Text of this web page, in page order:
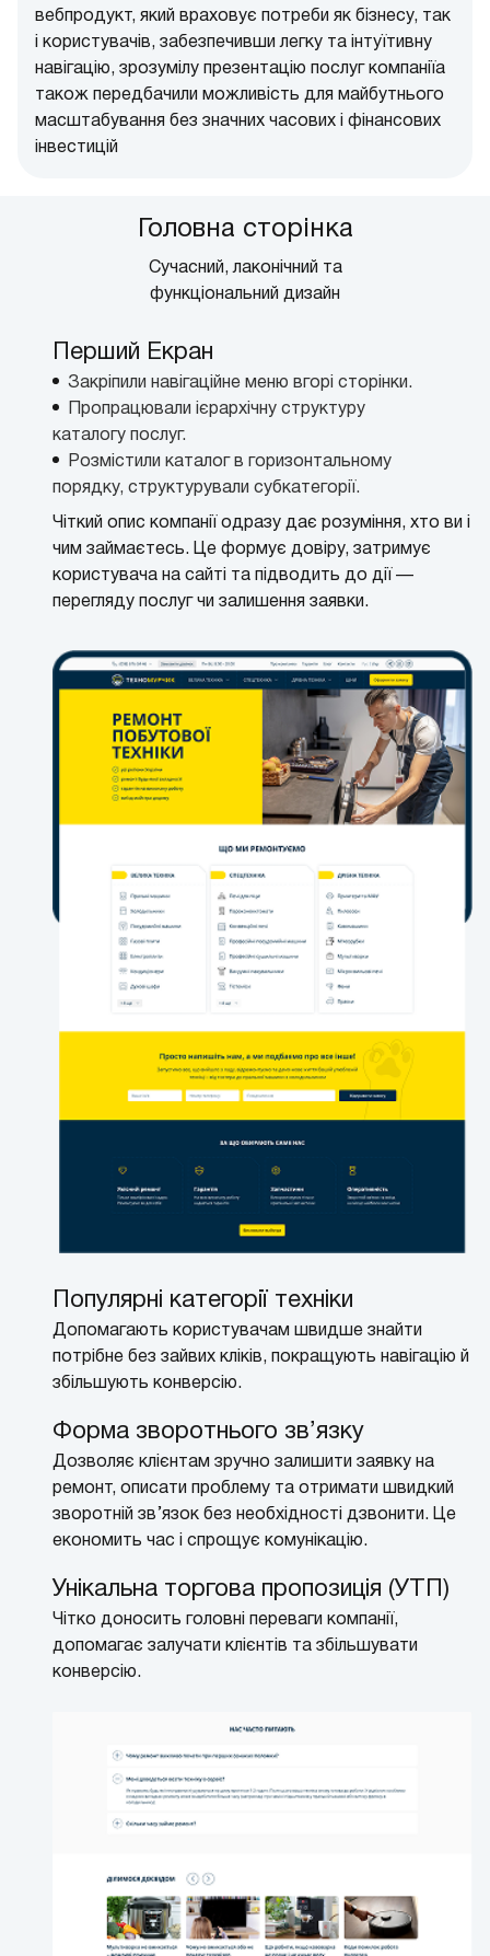
вебпродукт, який враховує потреби як бізнесу, так
і користувачів, забезпечивши легку та інтуїтивну
навігацію, зрозумілу презентацію послуг компаніїа
також передбачили можливість для майбутнього
масштабування без значних часових і фінансових
інвестицій
Головна сторінка
Сучасний, лаконічний та
функціональний дизайн
Перший Екран
Закріпили навігаційне меню вгорі сторінки.
Пропрацювали ієрархічну структуру
каталогу послуг.
Розмістили каталог в горизонтальному
порядку, структурували субкатегорії.
Чіткий опис компанії одразу дає розуміння, хто ви і
чим займаєтесь. Це формує довіру, затримує
користувача на сайті та підводить до дії —
перегляду послуг чи залишення заявки.
Популярні категорії техніки
Допомагають користувачам швидше знайти
потрібне без зайвих кліків, покращують навігацію й
збільшують конверсію.
Форма зворотнього зв’язку
Дозволяє клієнтам зручно залишити заявку на
ремонт, описати проблему та отримати швидкий
зворотній зв’язок без необхідності дзвонити. Це
економить час і спрощує комунікацію.
Унікальна торгова пропозиція (УТП)
Чітко доносить головні переваги компанії,
допомагає залучати клієнтів та збільшувати
конверсію.